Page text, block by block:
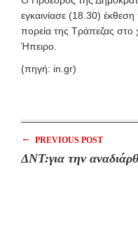
εγκαινίασε (18.30)
πορεία της Τράπεζας στο
Ήπειρο.
(πηγή: in.gr)
← PREVIOUS POST
ΔΝΤ:για την